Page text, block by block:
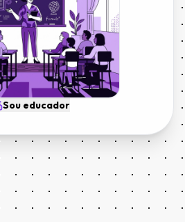
Sou educador